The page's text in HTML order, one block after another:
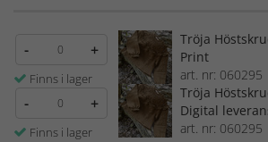
- +
Finns i lager
Tröja
Print
art. nr: 060295
- +
Finns i lager
Tröja
Digital
art. nr: 060295